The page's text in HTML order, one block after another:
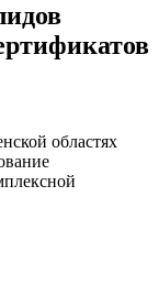
областях